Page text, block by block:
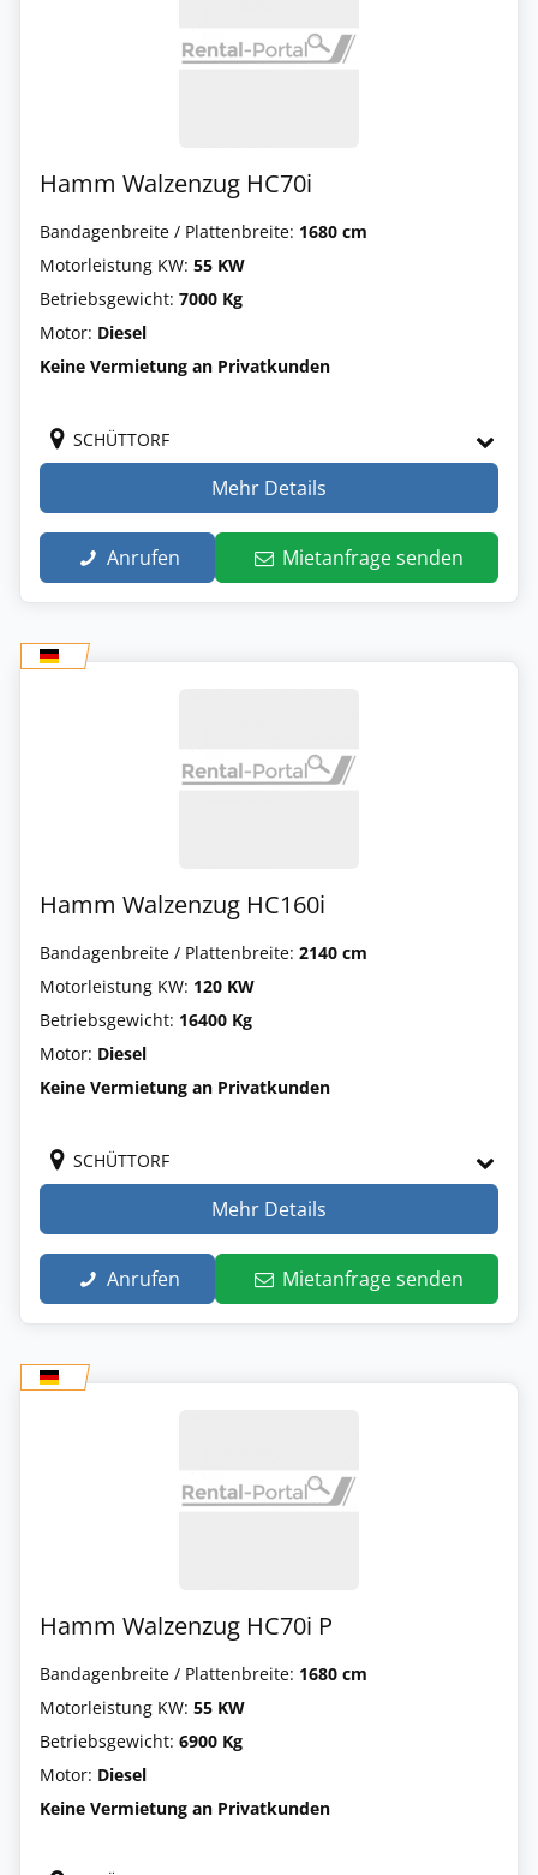
Hamm Walzenzug HC70i
Bandagenbreite / Plattenbreite: 1680 cm
Motorleistung KW: 55 KW
Betriebsgewicht: 7000 Kg
Motor: Diesel
Keine Vermietung an Privatkunden
SCHÜTTORF
Mehr Details
Anrufen Mietanfrage senden
Hamm Walzenzug HC160i
Bandagenbreite / Plattenbreite: 2140 cm
Motorleistung KW: 120 KW
Betriebsgewicht: 16400 Kg
Motor: Diesel
Keine Vermietung an Privatkunden
SCHÜTTORF
Mehr Details
Anrufen Mietanfrage senden
Hamm Walzenzug HC70i P
Bandagenbreite / Plattenbreite: 1680 cm
Motorleistung KW: 55 KW
Betriebsgewicht: 6900 Kg
Motor: Diesel
Keine Vermietung an Privatkunden